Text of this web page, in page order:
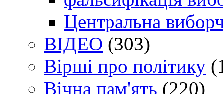
Центральна
ВІДЕО (303)
Вірші про політику
Вічна пам'ять (220)